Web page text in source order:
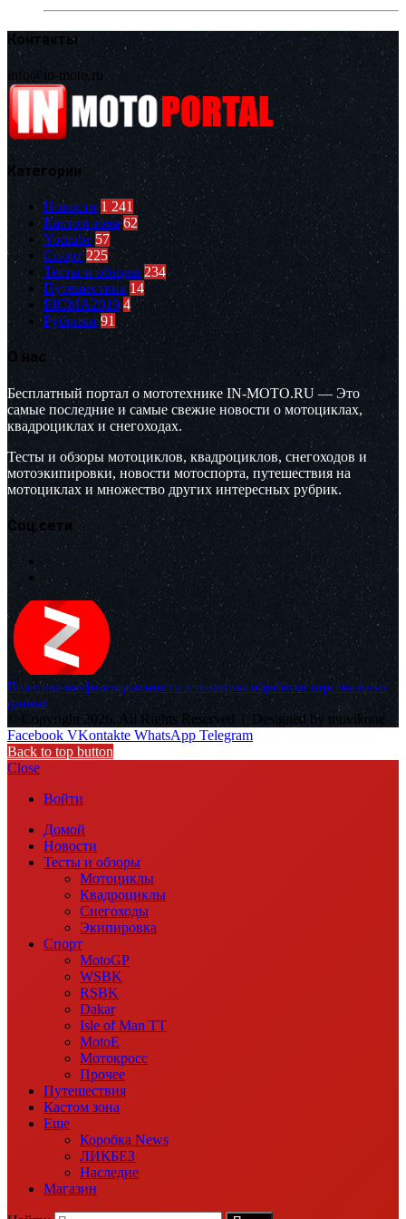
Контакты
info@in-moto.ru
Категории
Новости 1 241
Кастом зона 62
Youtube 57
Спорт 225
Тесты и обзоры 234
Путешествия 14
EICMA2019 4
Рубрики 91
О нас
Бесплатный портал о мототехнике IN-MOTO.RU — Это
самые последние и самые свежие новости о мотоциклах,
квадроциклах и снегоходах.
Тесты и обзоры мотоциклов, квадроциклов, снегоходов и
мотоэкипировки, новости мотоспорта, путешествия на
мотоциклах и множество других интересных рубрик.
Соц.сети
Политика конфиденциальности и политика обработки персональных
данных
© Copyright 2026, All Rights Reserved | Designed by muvikone
Facebook VKontakte WhatsApp Telegram
Back to top button
Close
Войти
Домой
Новости
Тесты и обзоры
Мотоциклы
Квадроциклы
Снегоходы
Экипировка
Спорт
MotoGP
WSBK
RSBK
Dakar
Isle of Man TT
MotoE
Мотокросс
Прочее
Путешествия
Кастом зона
Еще
Коробка News
ЛИКБЕЗ
Наследие
Магазин